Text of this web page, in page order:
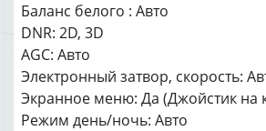
Баланс белого : Авто
DNR: 2D, 3D
AGC: Авто
Электронный затвор, скорость:
Экранное меню: Да (Джойстик на
Режим день/ночь: Авто